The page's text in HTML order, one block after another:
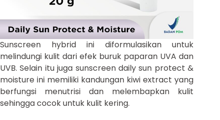
Sunscreen hybrid ini diformulasikan untuk
melindungi kulit dari efek buruk paparan UVA dan
UVB. Selain itu juga sunscreen daily sun protect &
moisture ini memiliki kandungan kiwi extract yang
berfungsi menutrisi dan melembapkan kulit
sehingga cocok untuk kulit kering.